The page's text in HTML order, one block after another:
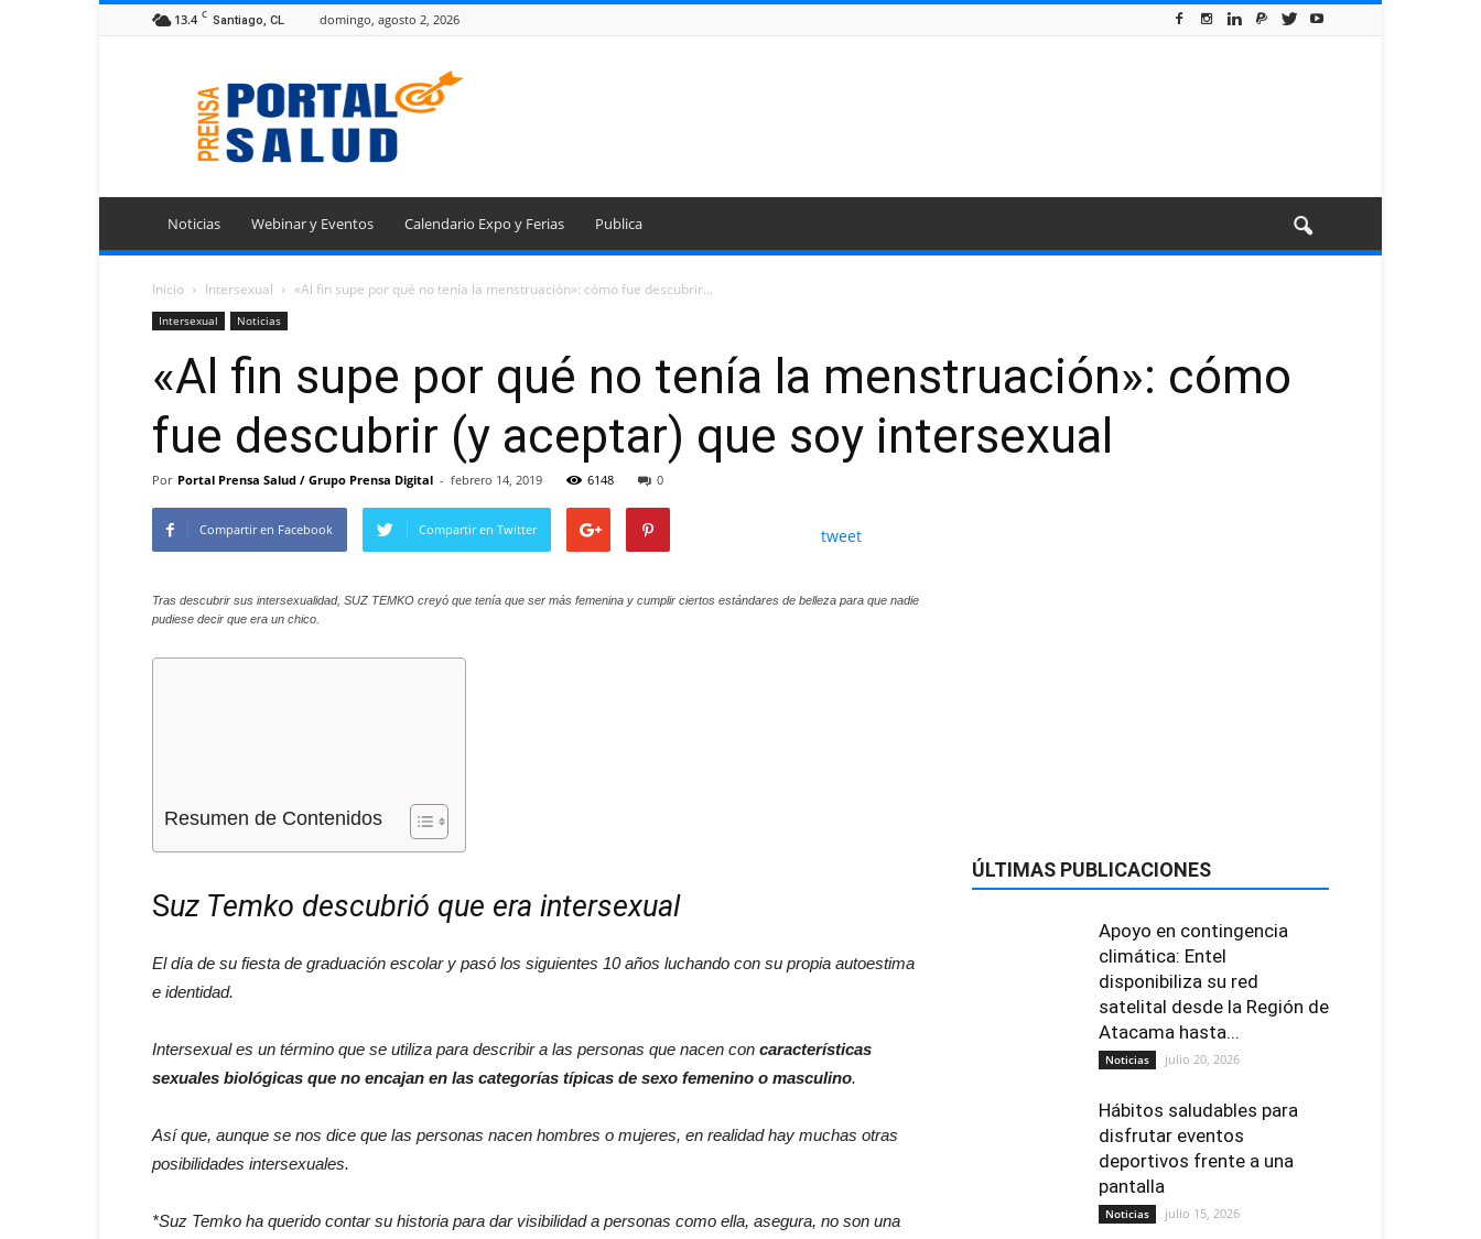
13.4 C Santiago, CL domingo, agosto 2, 2026
Portal
Prensa
Salud
Noticias Webinar y Eventos Calendario Expo y Ferias Publica
Inicio Intersexual «Al fin supe por qué no tenía la menstruación»: cómo fue descubrir...
Intersexual Noticias
«Al fin supe por qué no tenía la menstruación»: cómo
fue descubrir (y aceptar) que soy intersexual
Por Portal Prensa Salud / Grupo Prensa Digital - febrero 14, 2019 6148 0
Compartir en Facebook Compartir en Twitter tweet
Tras descubrir sus intersexualidad, SUZ TEMKO creyó que tenía que ser más femenina y cumplir ciertos estándares de belleza para que nadie
pudiese decir que era un chico.
Resumen de Contenidos
Suz Temko descubrió que era intersexual
El día de su fiesta de graduación escolar y pasó los siguientes 10 años luchando con su propia autoestima
e identidad.
Intersexual es un término que se utiliza para describir a las personas que nacen con características
sexuales biológicas que no encajan en las categorías típicas de sexo femenino o masculino.
Así que, aunque se nos dice que las personas nacen hombres o mujeres, en realidad hay muchas otras
posibilidades intersexuales.
*Suz Temko ha querido contar su historia para dar visibilidad a personas como ella, asegura, no son una
ÚLTIMAS PUBLICACIONES
Apoyo en contingencia
climática: Entel
disponibiliza su red
satelital desde la Región de
Atacama hasta...
Noticias julio 20, 2026
Hábitos saludables para
disfrutar eventos
deportivos frente a una
pantalla
Noticias julio 15, 2026